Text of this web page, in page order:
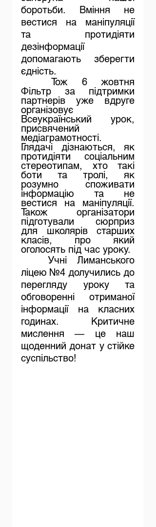
боротьби. Вміння не
вестися на маніпуляції
та протидіяти
дезінформації
допомагають зберегти
єдність.
Тож 6 жовтня
Фільтр за підтримки
партнерів уже вдруге
організовує
Всеукраїнський урок,
присвячений
медіаграмотності.
Глядачі дізнаються, як
протидіяти соціальним
стереотипам, хто такі
боти та тролі, як
розумно споживати
інформацію та не
вестися на маніпуляції.
Також організатори
підготували сюрприз
для школярів старших
класів, про який
оголосять під час уроку.
Учні Лиманського
ліцею №4 долучились до
перегляду уроку та
обговоренні отриманої
інформації на класних
годинах. Критичне
мислення — це наш
щоденний донат у стійке
суспільство!